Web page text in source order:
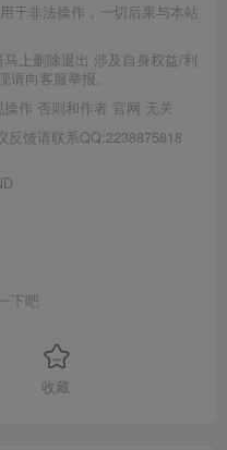
于非法操作，一切后果与本站
上删除退出 涉及自身权益/利
向客服举报。
作 否则和作者 官网 无关
反馈请联系QQ:2238875818
下吧
收藏